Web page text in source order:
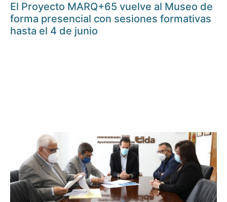
El Proyecto MARQ+65 vuelve al Museo de
forma presencial con sesiones formativas
hasta el 4 de junio